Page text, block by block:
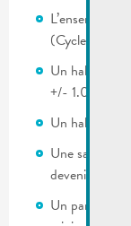
L’ensemble
(Cycles 1 à 4)
Un hall
+/- 1.000m
Un hall de
Une salle
devenir une
Un parking